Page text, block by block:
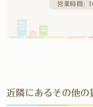
営業時間:
近隣にあるその他の